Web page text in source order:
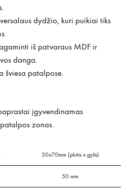
dydžio, kuri puikiai tiks
iš patvaraus MDF ir
danga.
šviesa patalpose.
įgyvendinamas
zonas.
30x70mm (plotis x gylis)
50 mm